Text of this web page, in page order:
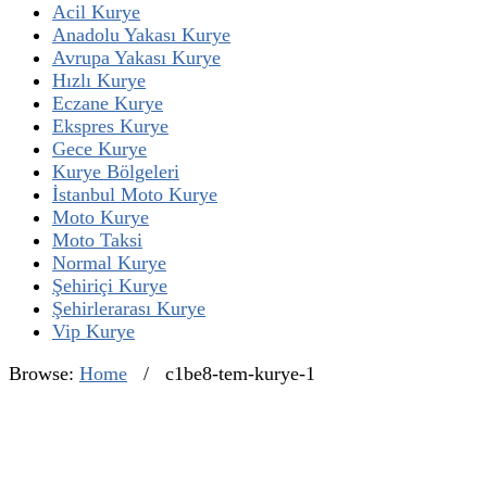
Acil Kurye
Anadolu Yakası Kurye
Avrupa Yakası Kurye
Hızlı Kurye
Eczane Kurye
Ekspres Kurye
Gece Kurye
Kurye Bölgeleri
İstanbul Moto Kurye
Moto Kurye
Moto Taksi
Normal Kurye
Şehiriçi Kurye
Şehirlerarası Kurye
Vip Kurye
Browse: Home / c1be8-tem-kurye-1